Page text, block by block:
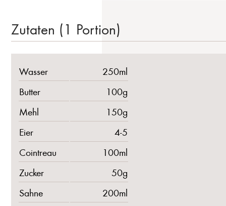
Zutaten (1 Portion)
Wasser
250ml
Butter
100g
Mehl
150g
Eier
4-5
Cointreau
100ml
Zucker
50g
Sahne
200ml